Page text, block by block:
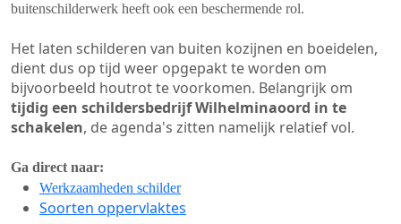
buitenschilderwerk heeft ook een beschermende rol.
Het laten schilderen van buiten kozijnen en boeidelen,
dient dus op tijd weer opgepakt te worden om
bijvoorbeeld houtrot te voorkomen. Belangrijk om
tijdig een schildersbedrijf Wilhelminaoord in te
schakelen, de agenda's zitten namelijk relatief vol.
Ga direct naar:
Werkzaamheden schilder
Soorten oppervlaktes